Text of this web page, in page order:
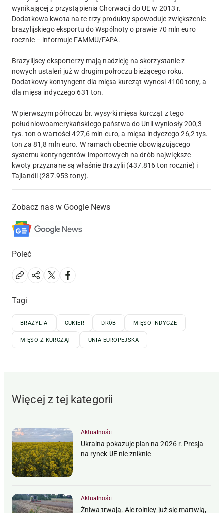
wynikającej z przystąpienia Chorwacji do UE w 2013 r.
Dodatkowa kwota na te trzy produkty spowoduje zwiększenie
brazylijskiego eksportu do Wspólnoty o prawie 70 mln euro
rocznie – informuje FAMMU/FAPA.
Brazylijscy eksporterzy mają nadzieję na skorzystanie z
nowych ustaleń już w drugim półroczu bieżącego roku.
Dodatkowy kontyngent dla mięsa kurcząt wynosi 4100 tony, a
dla mięsa indyczego 631 ton.
W pierwszym półroczu br. wysyłki mięsa kurcząt z tego
południowoamerykańskiego państwa do Unii wyniosły 200,3
tys. ton o wartości 427,6 mln euro, a mięsa indyczego 26,2 tys.
ton za 81,8 mln euro. W ramach obecnie obowiązującego
systemu kontyngentów importowych na drób największe
kwoty przyznane są właśnie Brazylii (437.816 ton rocznie) i
Tajlandii (287.953 tony).
Zobacz nas w Google News
Poleć
Tagi
BRAZYLIA CUKIER DRÓB MIĘSO INDYCZE
MIĘSO Z KURCZĄT UNIA EUROPEJSKA
Więcej z tej kategorii
Aktualności
Ukraina pokazuje plan na 2026 r. Presja
na rynek UE nie zniknie
Aktualności
Żniwa trwają. Ale rolnicy już się martwią,